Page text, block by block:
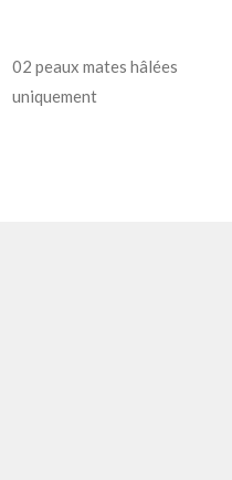
02 peaux mates hâlées
uniquement